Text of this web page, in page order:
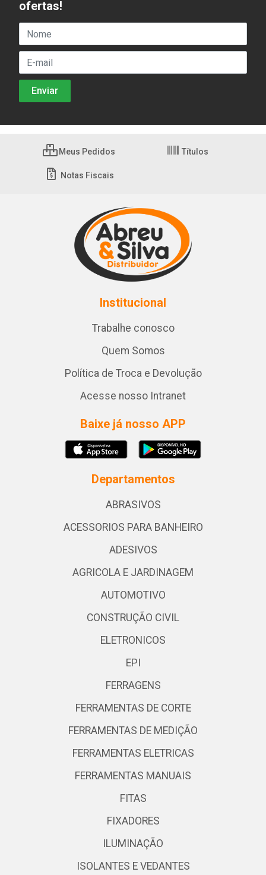
ofertas!
Meus Pedidos Títulos
Notas Fiscais
Institucional
Trabalhe conosco
Quem Somos
Política de Troca e Devolução
Acesse nosso Intranet
Baixe já nosso APP
Departamentos
ABRASIVOS
ACESSORIOS PARA BANHEIRO
ADESIVOS
AGRICOLA E JARDINAGEM
AUTOMOTIVO
CONSTRUÇÃO CIVIL
ELETRONICOS
EPI
FERRAGENS
FERRAMENTAS DE CORTE
FERRAMENTAS DE MEDIÇÃO
FERRAMENTAS ELETRICAS
FERRAMENTAS MANUAIS
FITAS
FIXADORES
ILUMINAÇÃO
ISOLANTES E VEDANTES